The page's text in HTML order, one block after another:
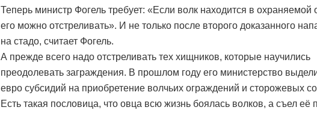
Теперь министр Фогель требует: «Если волк находится в охраняемой
его можно отстреливать». И не только после второго доказанного
на стадо, считает Фогель.
А прежде всего надо отстреливать тех хищников, которые научились
преодолевать заграждения. В прошлом году его министерство
евро субсидий на приобретение волчьих ограждений и сторожевых
Есть такая пословица, что овца всю жизнь боялась волков, а съел её